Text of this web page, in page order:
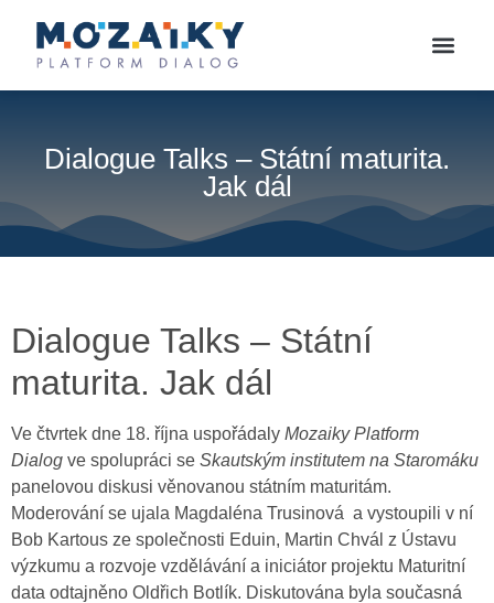
Dialogue Talks – Státní maturita.
Jak dál
Dialogue Talks – Státní
maturita. Jak dál
Ve čtvrtek dne 18. října uspořádaly Mozaiky Platform
Dialog ve spolupráci se Skautským institutem na Staromáku
panelovou diskusi věnovanou státním maturitám.
Moderování se ujala Magdaléna Trusinová a vystoupili v ní
Bob Kartous ze společnosti Eduin, Martin Chvál z Ústavu
výzkumu a rozvoje vzdělávání a iniciátor projektu Maturitní
data odtajněno Oldřich Botlík. Diskutována byla současná